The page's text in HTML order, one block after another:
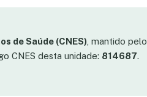
de Saúde (CNES) , mantido pelo
CNES desta unidade: 814687.